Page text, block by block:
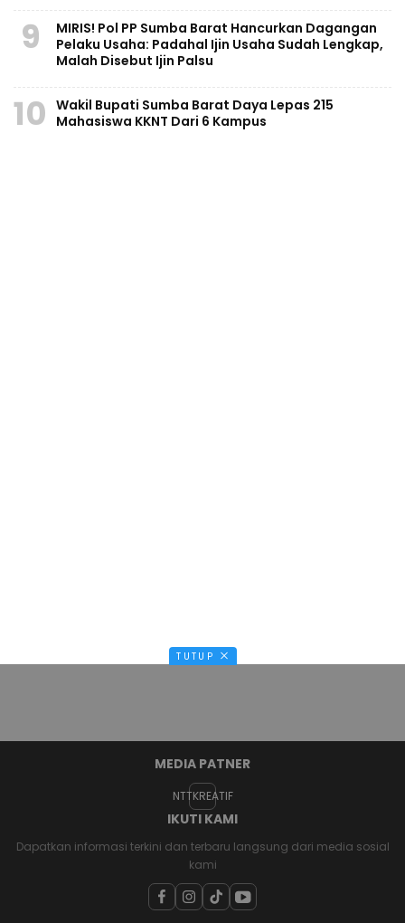
9
MIRIS! Pol PP Sumba Barat Hancurkan Dagangan
Pelaku Usaha: Padahal Ijin Usaha Sudah Lengkap,
Malah Disebut Ijin Palsu
10 Wakil Bupati Sumba Barat Daya Lepas 215
Mahasiswa KKNT Dari 6 Kampus
MEDIA PATNER
NTTKREATIF
IKUTI KAMI
Dapatkan informasi terkini dan terbaru langsung dari media sosial
kami
TUTUP